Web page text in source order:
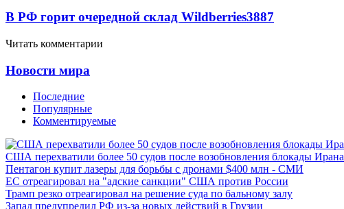
В РФ горит очередной склад Wildberries3887
Читать комментарии
Новости мира
Последние
Популярные
Комментируемые
США перехватили более 50 судов после возобновления блокады Ирана
Пентагон купит лазеры для борьбы с дронами $400 млн - СМИ
ЕС отреагировал на "адские санкции" США против России
Трамп резко отреагировал на решение суда по бальному залу
Запад предупредил РФ из-за новых действий в Грузии